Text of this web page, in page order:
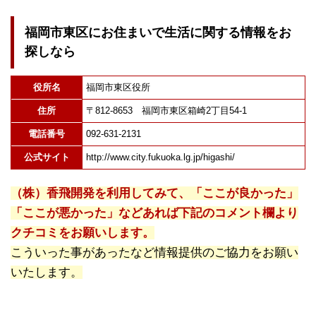
福岡市東区にお住まいで生活に関する情報をお
探しなら
役所名 福岡市東区役所
住所 〒812-8653 福岡市東区箱崎2丁目54-1
電話番号 092-631-2131
公式サイト http://www.city.fukuoka.lg.jp/higashi/
（株）香飛開発を利用してみて、「ここが良かった」
「ここが悪かった」などあれば下記のコメント欄より
クチコミをお願いします。
こういった事があったなど情報提供のご協力をお願い
いたします。